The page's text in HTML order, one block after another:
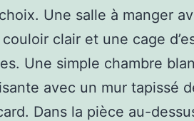
Une salle à manger
clair et une cage
Une simple chambre
avec un mur tapissé
Dans la pièce au-